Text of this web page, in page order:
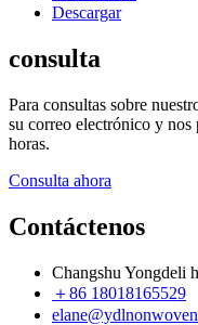
Descargar
consulta
Para consultas sobre
su correo electrónico y nos
horas.
Consulta ahora
Contáctenos
Changshu Yongdeli
＋86 18018165529